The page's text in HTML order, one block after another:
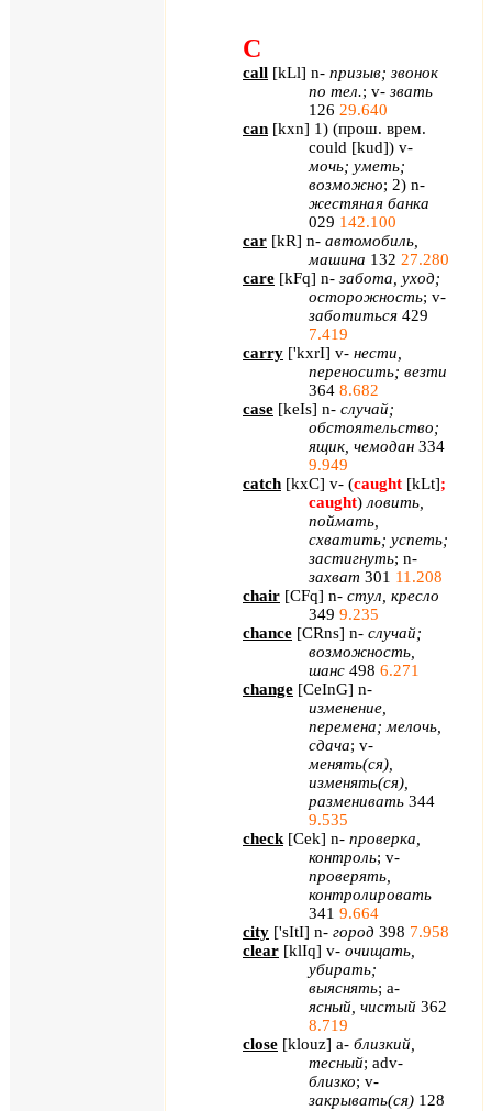
C
call [kLl] n- призыв; звонок
по тел.; v- звать
126 29.640
can [kxn] 1) (прош. врем.
could [kud]) v-
мочь; уметь;
возможно; 2) n-
жестяная банка
029 142.100
car [kR] n- автомобиль,
машина 132 27.280
care [kFq] n- забота, уход;
осторожность; v-
заботиться 429
7.419
carry ['kxrI] v- нести,
переносить; везти
364 8.682
case [keIs] n- случай;
обстоятельство;
ящик, чемодан 334
9.949
catch [kxC] v- (caught [kLt];
caught) ловить,
поймать,
схватить; успеть;
застигнуть; n-
захват 301 11.208
chair [CFq] n- стул, кресло
349 9.235
chance [CRns] n- случай;
возможность,
шанс 498 6.271
change [CeInG] n-
изменение,
перемена; мелочь,
сдача; v-
менять(ся),
изменять(ся),
разменивать 344
9.535
check [Cek] n- проверка,
контроль; v-
проверять,
контролировать
341 9.664
city ['sItI] n- город 398 7.958
clear [klIq] v- очищать,
убирать;
выяснять; a-
ясный, чистый 362
8.719
close [klouz] a- близкий,
тесный; adv-
близко; v-
закрывать(ся) 128